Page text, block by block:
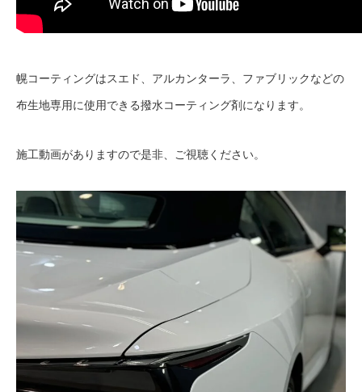
幌コーティングはスエド、アルカンターラ、ファブリックなどの
布生地専用に使用できる撥水コーティング剤になります。
施工動画がありますので是非、ご視聴ください。